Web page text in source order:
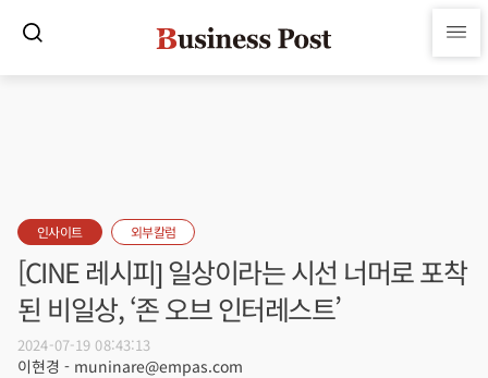
인사이트 외부칼럼
[CINE 레시피] 일상이라는 시선 너머로 포착
된 비일상, ‘존 오브 인터레스트’
2024-07-19 08:43:13
이현경 - muninare@empas.com